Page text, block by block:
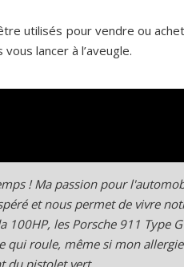
utilisés pour vendre ou
lancer à l’aveugle.
! Ma passion pour
et nous permet de vivre
100HP, les Porsche 911 Type
qui roule, même si mon